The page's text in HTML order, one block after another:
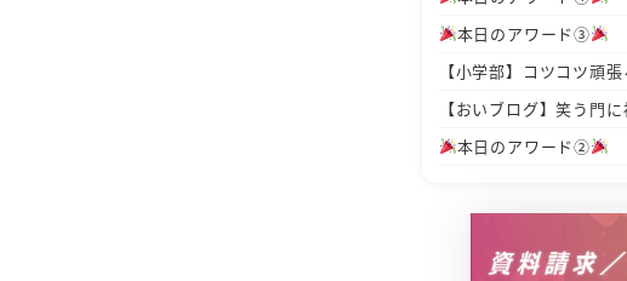
本日のアワード③
【小学部】コツコツ頑
【おいブログ】笑う門に
本日のアワード②